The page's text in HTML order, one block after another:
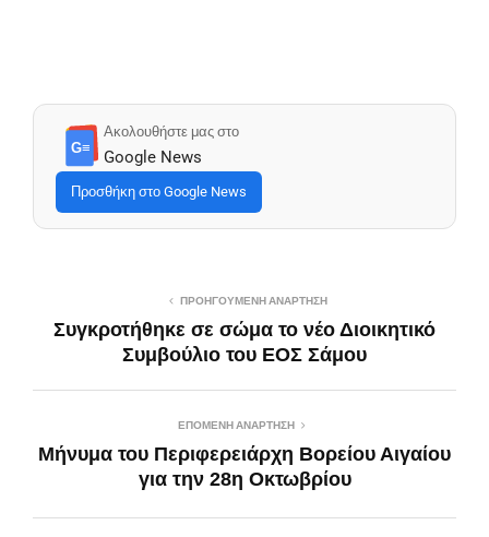
G≡
Ακολουθήστε μας στο
Google News
Προσθήκη στο Google News
ΠΡΟΗΓΟΎΜΕΝΗ ΑΝΆΡΤΗΣΗ
Συγκροτήθηκε σε σώμα το νέο Διοικητικό
Συμβούλιο του ΕΟΣ Σάμου
ΕΠΌΜΕΝΗ ΑΝΆΡΤΗΣΗ
Μήνυμα του Περιφερειάρχη Βορείου Αιγαίου
για την 28η Οκτωβρίου